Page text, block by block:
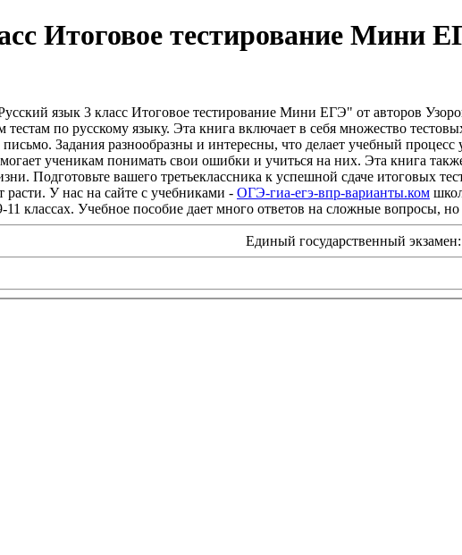
Итоговое тестирование Мини
язык 3 класс Итоговое тестирование Мини ЕГЭ" от авторов
по русскому языку. Эта книга включает в себя множество
письмо. Задания разнообразны и интересны, что делает учебный
ученикам понимать свои ошибки и учиться на них. Эта книга
Подготовьте вашего третьеклассника к успешной сдаче итоговых
расти. У нас на сайте с учебниками - ОГЭ-гиа-егэ-впр-варианты.ком
11 классах. Учебное пособие дает много ответов на сложные вопросы,
Единый государственный экзамен: